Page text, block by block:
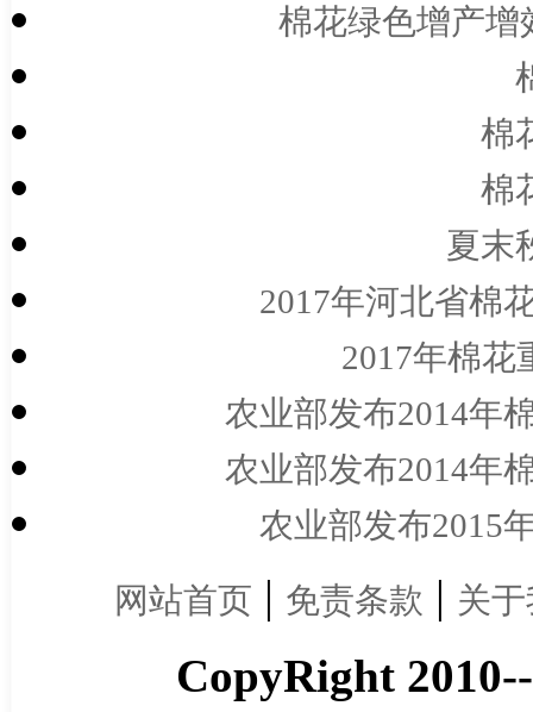
棉花绿色增产增
棉
棉
夏末
2017年河北省棉
2017年棉花
农业部发布2014年
农业部发布2014年
农业部发布2015
网站首页 | 免责条款 | 关
CopyRight